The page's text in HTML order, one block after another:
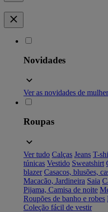
Novidades
Ver as novidades de mulher
Roupas
Ver tudo Calças Jeans T-
túnicas Vestido Sweatshirt
blazer Casacos, blusões,
Macacão, Jardineira Saia
Pijama, Camisa de noite
Roupões de banho e robes
Coleção fácil de vestir